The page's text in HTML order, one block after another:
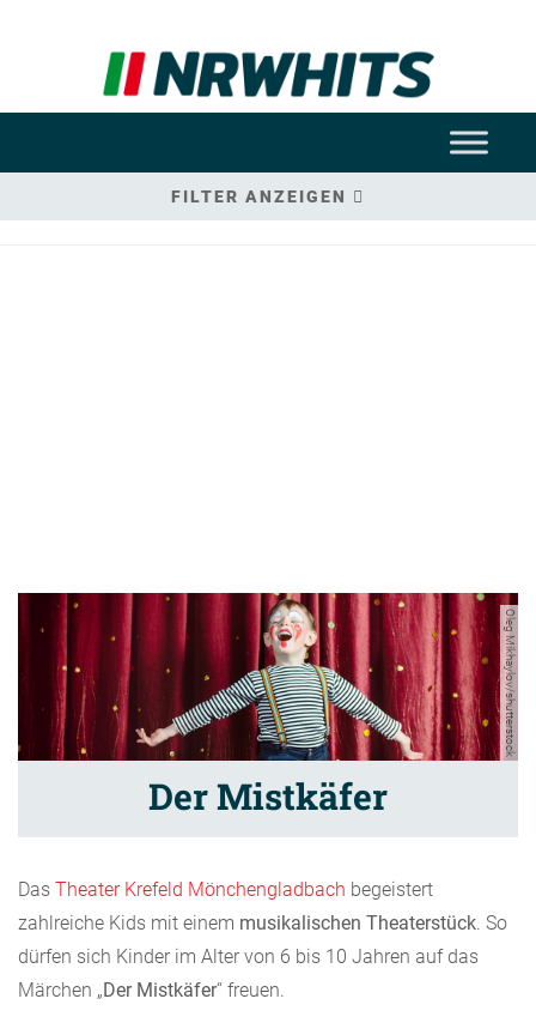
FILTER ANZEIGEN
Oleg Mikhaylov/shutterstock
Der Mistkäfer
Das Theater Krefeld Mönchengladbach begeistert
zahlreiche Kids mit einem musikalischen Theaterstück. So
dürfen sich Kinder im Alter von 6 bis 10 Jahren auf das
Märchen „Der Mistkäfer“ freuen.